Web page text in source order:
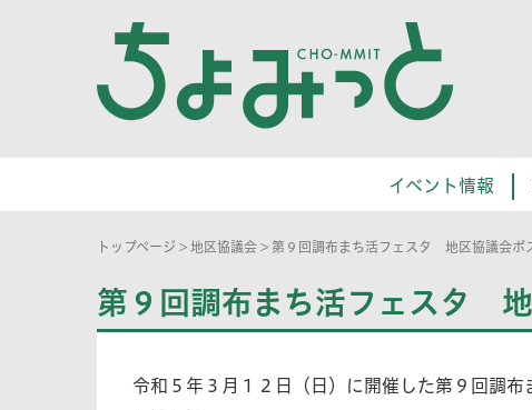
イベント情報
トップページ > 地区協議会 > 第９回調布まち活フェスタ 地区協議会ポ
第９回調布まち活フェスタ
令和５年３月１２日（日）に開催した第９回調